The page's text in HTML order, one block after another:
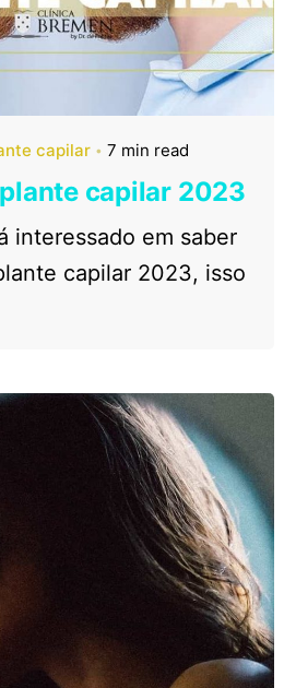
capilar 7 min read
capilar 2023
interessado em saber
capilar 2023, isso